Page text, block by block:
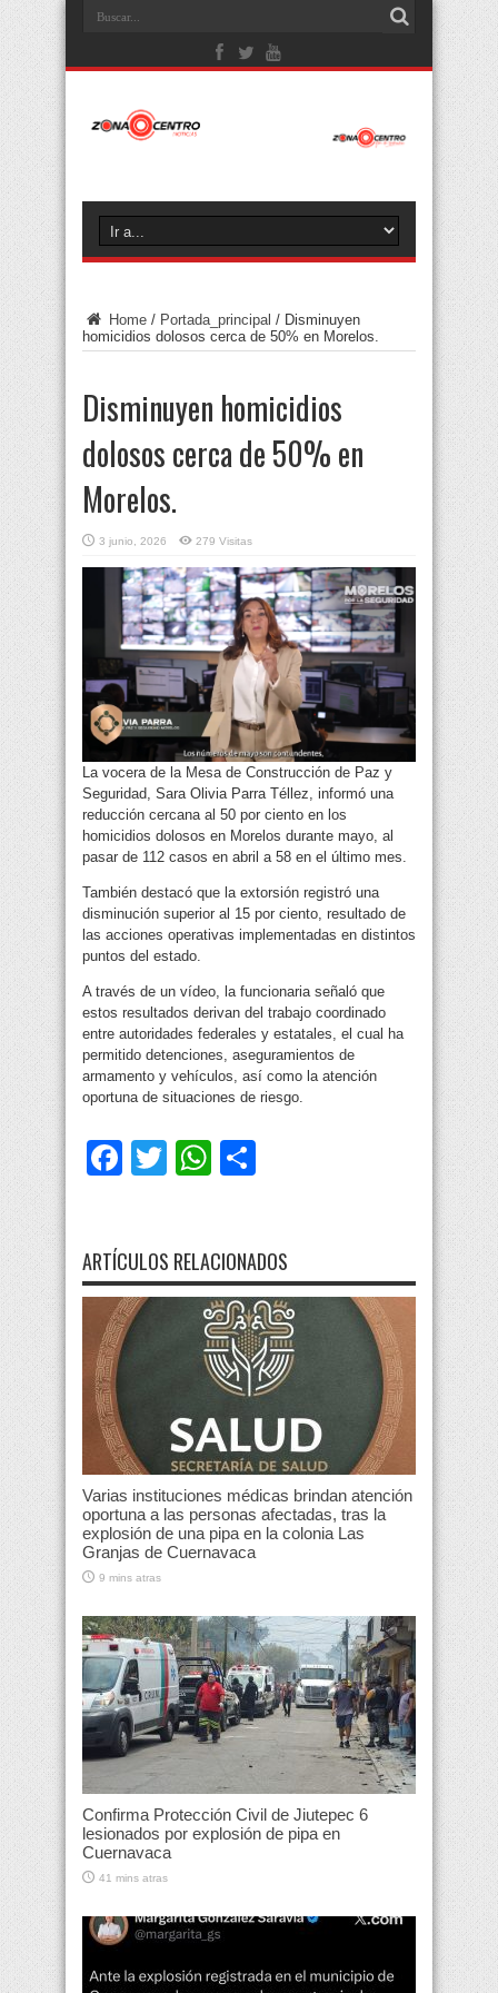
Home / Portada_principal / Disminuyen
homicidios dolosos cerca de 50% en Morelos.
Disminuyen homicidios
dolosos cerca de 50% en
Morelos.
3 junio, 2026 279 Visitas
La vocera de la Mesa de Construcción de Paz y
Seguridad, Sara Olivia Parra Téllez, informó una
reducción cercana al 50 por ciento en los
homicidios dolosos en Morelos durante mayo, al
pasar de 112 casos en abril a 58 en el último mes.
También destacó que la extorsión registró una
disminución superior al 15 por ciento, resultado de
las acciones operativas implementadas en distintos
puntos del estado.
A través de un vídeo, la funcionaria señaló que
estos resultados derivan del trabajo coordinado
entre autoridades federales y estatales, el cual ha
permitido detenciones, aseguramientos de
armamento y vehículos, así como la atención
oportuna de situaciones de riesgo.
Facebook
TwitterWhatsApp
ARTÍCULOS RELACIONADOS
Varias instituciones médicas brindan atención
oportuna a las personas afectadas, tras la
explosión de una pipa en la colonia Las
Granjas de Cuernavaca
9 mins atras
Confirma Protección Civil de Jiutepec 6
lesionados por explosión de pipa en
Cuernavaca
41 mins atras